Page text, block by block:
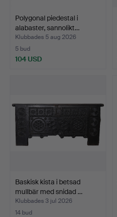
Polygonal piedestal i
alabaster, sannolikt…
Klubbades 5 aug 2026
5 bud
104 USD
Baskisk kista i betsad
mullbär med snidad …
Klubbades 3 jul 2026
14 bud